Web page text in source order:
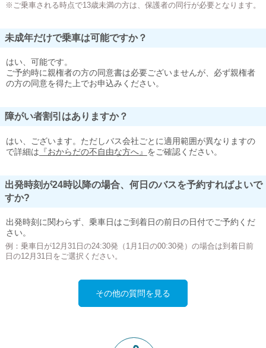
※ご乗車される時点で13歳未満の方は、保護者の同行が必要となります。
未成年だけで乗車は可能ですか？
はい、可能です。
ご予約時に親権者の方の同意書は必要ございませんが、必ず親権者
の方の同意を得た上でお申込みください。
障がい者割引はありますか？
はい、ございます。ただしバス会社ごとに適用範囲が異なりますの
で詳細は 『おからだの不自由な方へ』 をご確認ください。
出発時刻が24時以降の場合、何日のバスを予約すればよいで
すか?
出発時刻に関わらず、乗車日はご到着日の前日の日付でご予約くだ
さい。
例：乗車日が12月31日の24:30発（1月1日の00:30発）の場合は到着日前
日の12月31日をご選択ください。
その他の質問を見る